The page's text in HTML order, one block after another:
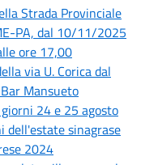
Strada Provinciale
PA, dal 10/11/2025
ore 17,00
via U. Corica dal
Mansueto
24 e 25 agosto
dell'estate sinagrase
2024